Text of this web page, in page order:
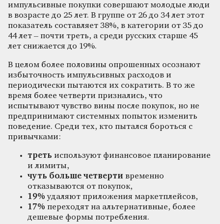
импульсивные покупки совершают молодые люди
в возрасте до 25 лет. В группе от 26 до 34 лет этот
показатель составляет 38%, в категории от 35 до
44 лет – почти треть, а среди русских старше 45
лет снижается до 19%.
В целом более половины опрошенных осознают
избыточность импульсивных расходов и
периодически пытаются их сократить. В то же
время более четверти признались, что
испытывают чувство вины после покупок, но не
предпринимают системных попыток изменить
поведение. Среди тех, кто пытался бороться с
привычками:
треть используют финансовое планирование
и лимиты,
чуть больше четверти временно
отказываются от покупок,
19% удаляют приложения маркетплейсов,
17% переходят на альтернативные, более
дешевые формы потребления.